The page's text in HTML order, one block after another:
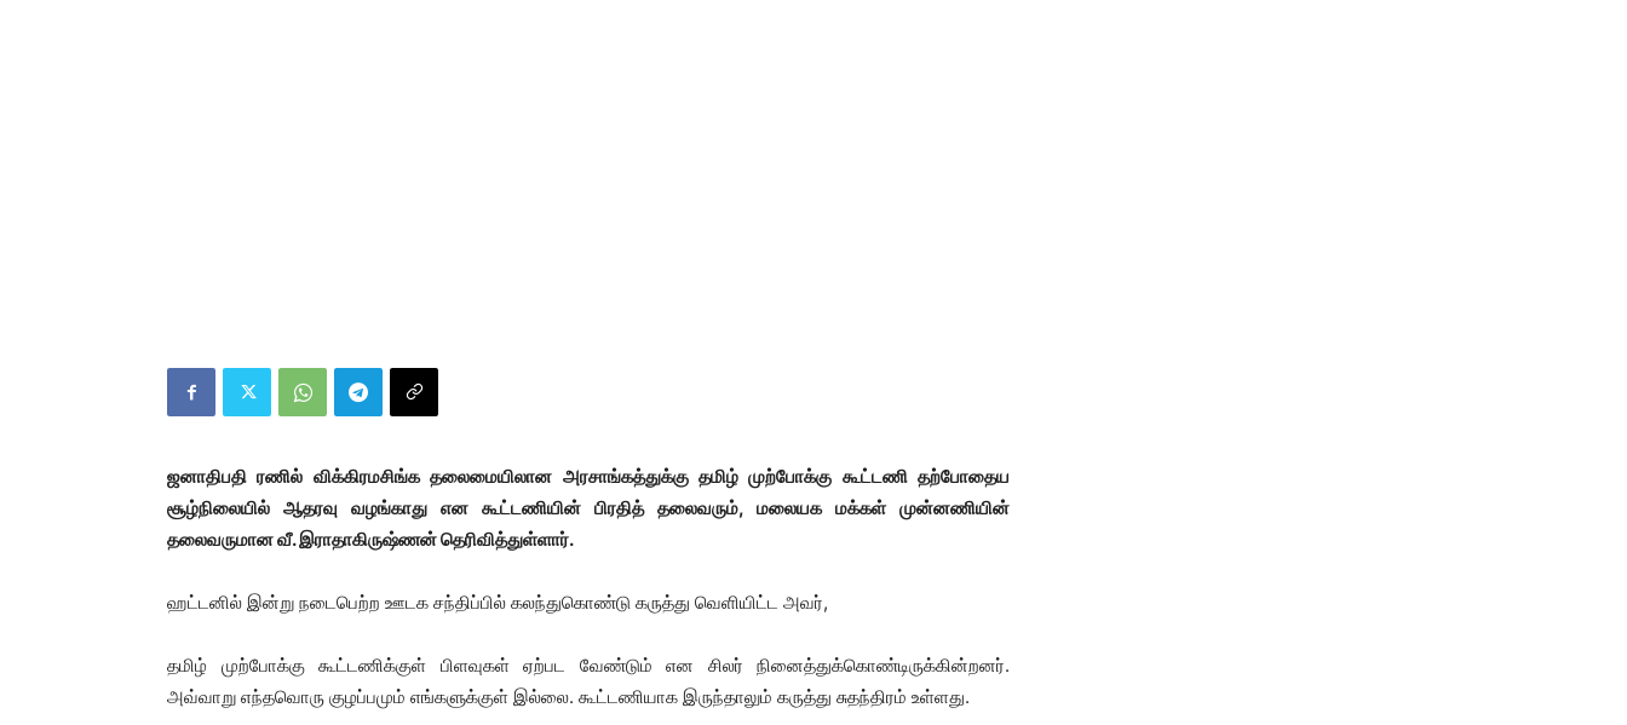
ஜனாதிபதி ரணில் விக்கிரமசிங்க தலைமையிலான அரசாங்கத்துக்கு தமிழ் முற்போக்கு கூட்டணி தற்போதைய
சூழ்நிலையில் ஆதரவு வழங்காது என கூட்டணியின் பிரதித் தலைவரும், மலையக மக்கள் முன்னணியின்
தலைவருமான வீ. இராதாகிருஷ்ணன் தெரிவித்துள்ளார்.
ஹட்டனில் இன்று நடைபெற்ற ஊடக சந்திப்பில் கலந்துகொண்டு கருத்து வெளியிட்ட அவர்,
தமிழ் முற்போக்கு கூட்டணிக்குள் பிளவுகள் ஏற்பட வேண்டும் என சிலர் நினைத்துக்கொண்டிருக்கின்றனர்.
அவ்வாறு எந்தவொரு குழப்பமும் எங்களுக்குள் இல்லை. கூட்டணியாக இருந்தாலும் கருத்து சுதந்திரம் உள்ளது.